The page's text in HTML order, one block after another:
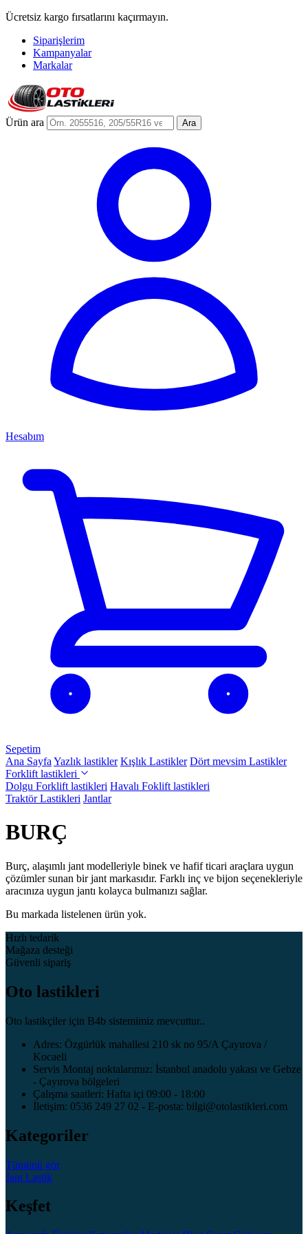
Ücretsiz kargo fırsatlarını kaçırmayın.
Siparişlerim
Kampanyalar
Markalar
Ürün ara Ara
Hesabım
Sepetim
Ana Sayfa Yazlık lastikler Kışlık Lastikler Dört mevsim Lastikler
Forklift lastikleri
Dolgu Forklift lastikleri Havalı Foklift lastikleri
Traktör Lastikleri Jantlar
BURÇ
Burç, alaşımlı jant modelleriyle binek ve hafif ticari araçlara uygun
çözümler sunan bir jant markasıdır. Farklı inç ve bijon seçenekleriyle
aracınıza uygun jantı kolayca bulmanızı sağlar.
Bu markada listelenen ürün yok.
Hızlı tedarik
Mağaza desteği
Güvenli sipariş
Oto lastikleri
Oto lastikçiler için B4b sistemimiz mevcuttur..
Adres: Özgürlük mahallesi 210 sk no 95/A Çayırova /
Kocaeli
Servis Montaj noktalarımız: İstanbul anadolu yakası ve Gebze
- Çayırova bölgeleri
Çalışma saatleri: Hafta içi 09:00 - 18:00
İletişim: 0536 249 27 02 - E-posta: bilgi@otolastikleri.com
Kategoriler
Tümünü gör
Jant Lastik
Keşfet